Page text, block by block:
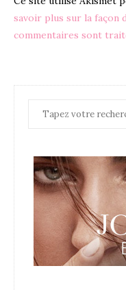
savoir plus sur la façon
commentaires sont